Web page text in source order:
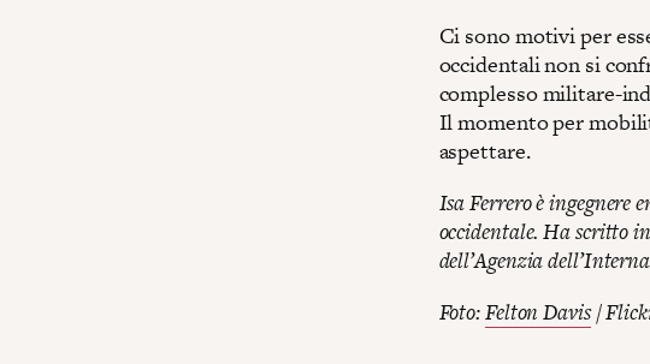
Ci sono motivi per
occidentali non si
complesso militare-
Il momento per
aspettare.
Isa Ferrero è ingegnere
occidentale. Ha scritto
dell’Agenzia
Foto:Felton Davis/